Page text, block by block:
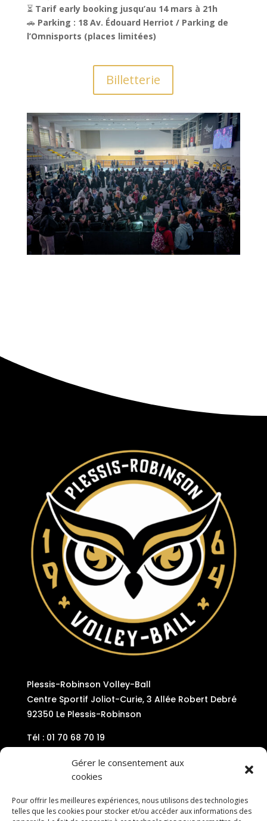
Gérer le consentement aux
cookies
Pour offrir les meilleures expériences, nous utilisons des technologies
telles que les cookies pour stocker et/ou accéder aux informations des
⏳ Tarif early booking jusqu’au 14 mars à 21h
🚗 Parking : 18 Av. Édouard Herriot / Parking de
l’Omnisports (places limitées)
Billetterie
Plessis-Robinson Volley-Ball
Centre Sportif Joliot-Curie, 3 Allée Robert Debré
92350 Le Plessis-Robinson
Tél : 01 70 68 70 19
Mail : contact@plessis-volley92.com